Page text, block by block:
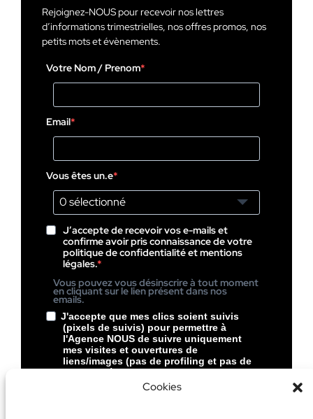
Cookies
Rejoignez-NOUS pour recevoir nos lettres
d’informations trimestrielles, nos offres promos, nos
petits mots et évènements.
Votre Nom / Prenom
Email
Vous êtes un.e
0 sélectionné
J’accepte de recevoir vos e-mails et
confirme avoir pris connaissance de votre
politique de confidentialité et mentions
légales.
Vous pouvez vous désinscrire à tout moment
en cliquant sur le lien présent dans nos
emails.
J'accepte que mes clics soient suivis
(pixels de suivis) pour permettre à
l'Agence NOUS de suivre uniquement
mes visites et ouvertures de
liens/images (pas de profiling et pas de
pubs ciblées chez NOUS).
Vous pouvez vous désinscrire à tout moment